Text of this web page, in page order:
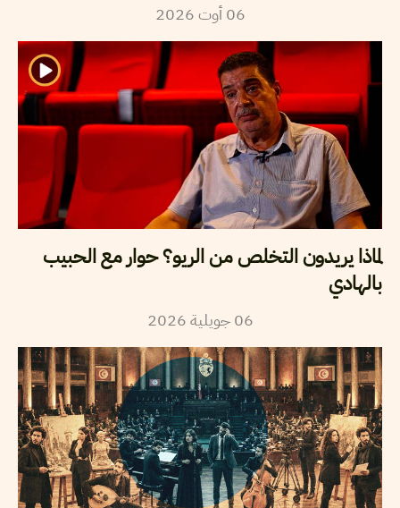
06 أوت2026
لماذا يريدون التخلص من الريو؟ حوار مع الحبيب
بالهادي
06 جويلية2026